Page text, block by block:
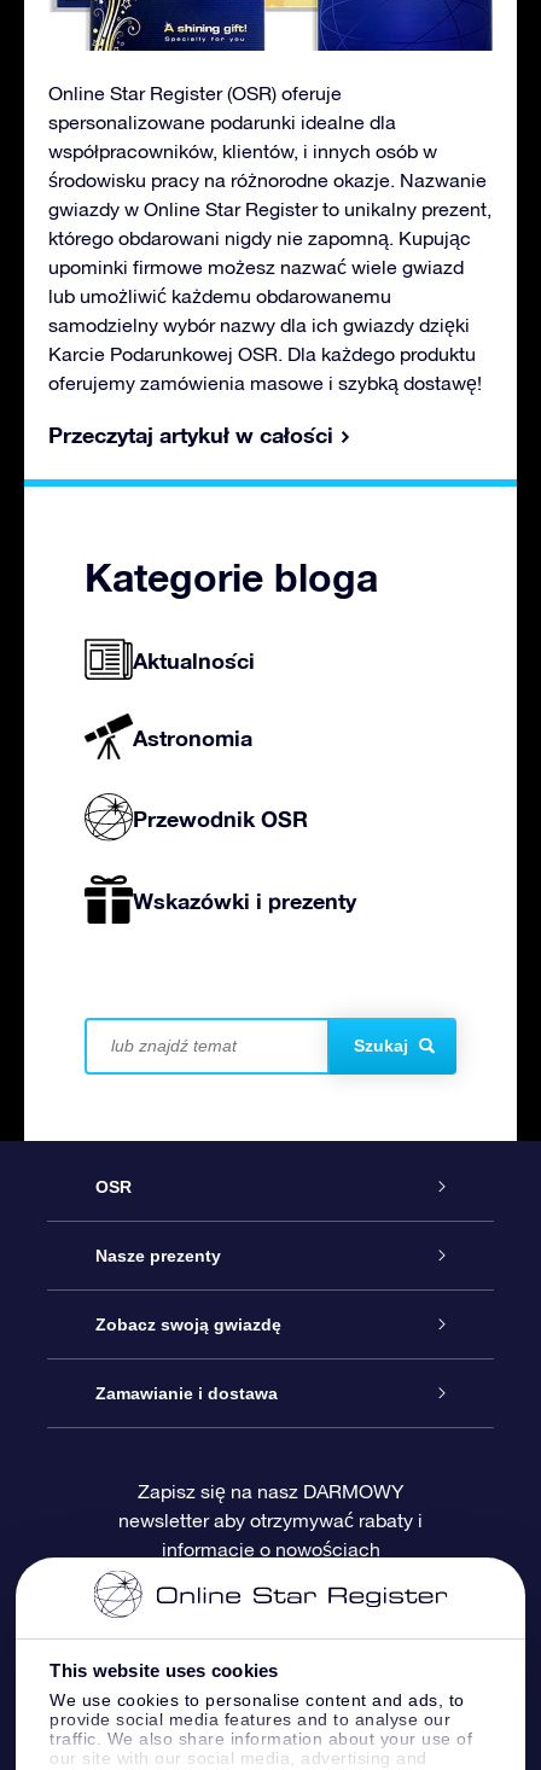
This website uses cookies
We use cookies to personalise content and ads, to
provide social media features and to analyse our
traffic. We also share information about your use of
our site with our social media, advertising and
Online Star Register (OSR) oferuje
spersonalizowane podarunki idealne dla
współpracowników, klientów, i innych osób w
środowisku pracy na różnorodne okazje. Nazwanie
gwiazdy w Online Star Register to unikalny prezent,
którego obdarowani nigdy nie zapomną. Kupując
upominki firmowe możesz nazwać wiele gwiazd
lub umożliwić każdemu obdarowanemu
samodzielny wybór nazwy dla ich gwiazdy dzięki
Karcie Podarunkowej OSR. Dla każdego produktu
oferujemy zamówienia masowe i szybką dostawę!
Przeczytaj artykuł w całości
Kategorie bloga
Aktualności
Astronomia
Przewodnik OSR
Wskazówki i prezenty
Szukaj
OSR
Obsługa
Kontakt
Blog
Recenzje
Nasze prezenty
Podarunek Gwiazda Online
Pakiet Podarunkowy OSR
Karta podarunkowa OSR
Prezenty firmowe
Zobacz swoją gwiazdę
Rejestr Gwiazd
Sprsonalizowana Strona Gwiazdy
One Million Stars
Gwieździsty Wygaszacz Ekranu OSR
Aplikacja VR „Fly me to the stars”
Zamawianie i dostawa
Metody płatności
Dostawa
Polityka zwrotów
Gwiazdozbiorach
Zapisz się na nasz DARMOWY
newsletter aby otrzymywać rabaty i
informacje o nowościach